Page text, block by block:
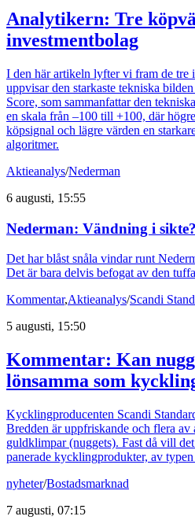
Analytikern: Tre
investmentbolag
I den här artikeln lyfter vi fram de tre
uppvisar den starkaste tekniska
Score, som sammanfattar den
en skala från –100 till +100, där
köpsignal och lägre värden en
algoritmer.
Aktieanalys/Nederman
6 augusti, 15:55
Nederman: Vändning i sikte?
Det har blåst snåla vindar runt
Det är bara delvis befogat av den
Kommentar,Aktieanalys/Scandi
5 augusti, 15:50
Kommentar: Kan
lönsamma som
Kycklingproducenten Scandi
Bredden är uppfriskande och flera
guldklimpar (nuggets). Fast då vill
panerade kycklingprodukter, av
nyheter/Bostadsmarknad
7 augusti, 07:15